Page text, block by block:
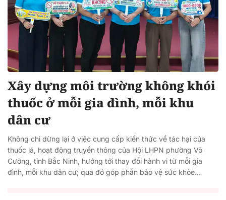
Xây dựng môi trường không khói
thuốc ở mỗi gia đình, mỗi khu
dân cư
Không chỉ dừng lại ở việc cung cấp kiến thức về tác hại của
thuốc lá, hoạt động truyền thông của Hội LHPN phường Võ
Cường, tỉnh Bắc Ninh, hướng tới thay đổi hành vi từ mỗi gia
đình, mỗi khu dân cư; qua đó góp phần bảo vệ sức khỏe...